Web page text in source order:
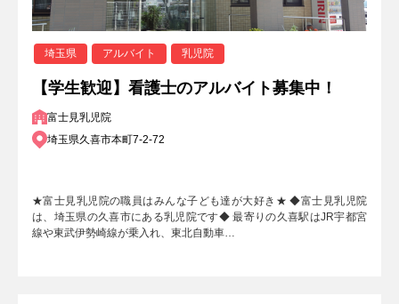
埼玉県 アルバイト 乳児院
【学生歓迎】看護士のアルバイト募集中！
富士見乳児院
埼玉県久喜市本町7-2-72
★富士見乳児院の職員はみんな子ども達が大好き★ ◆富士見乳児院
は、埼玉県の久喜市にある乳児院です◆ 最寄りの久喜駅はJR宇都宮
線や東武伊勢崎線が乗入れ、東北自動車…